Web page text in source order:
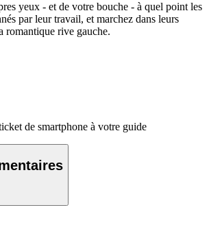
yeux - et de votre bouche - à quel point les
par leur travail, et marchez dans leurs
romantique rive gauche.
de smartphone à votre guide